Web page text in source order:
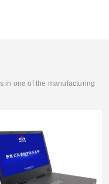
in one of the manufacturing